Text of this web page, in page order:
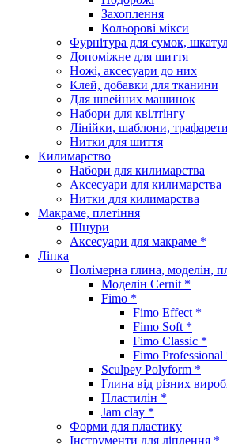
Захоплення
Кольорові мікси
Фурнітура для сумок,
Допоміжне для шиття
Ножі, аксесуари до них
Клей, добавки для тканини
Для швейних машинок
Набори для квілтінгу
Лінійки, шаблони,
Нитки для шиття
Килимарство
Набори для килимарства
Аксесуари для килимарства
Нитки для килимарства
Макраме, плетіння
Шнури
Аксесуари для макраме *
Ліпка
Полімерна глина, моделін,
Моделін Cernit *
Fimo *
Fimo Effect *
Fimo Soft *
Fimo Classic *
Fimo Professional
Sculpey Polyform *
Глина від різних
Пластилін *
Jam clay *
Форми для пластику
Інструменти для ліплення *